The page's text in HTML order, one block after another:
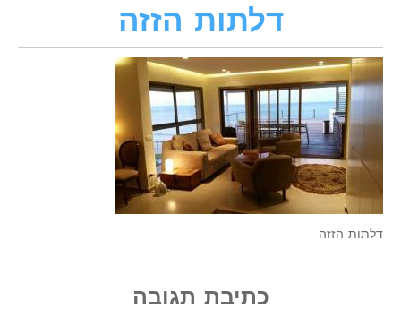
דלתות הזזה
דלתות הזזה
כתיבת תגובה